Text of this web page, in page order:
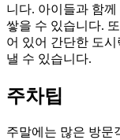
니다. 아이들과 함
쌓을 수 있습니다.
어 있어 간단한 도
낼 수 있습니다.
주차팁
주말에는 많은 방문